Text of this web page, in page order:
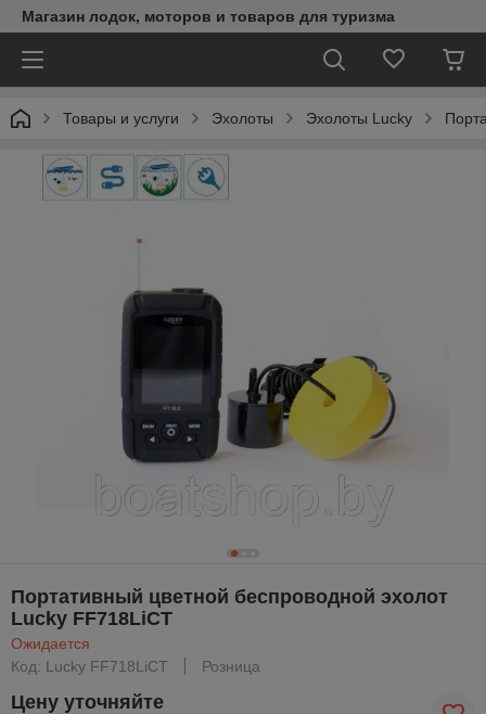
Магазин лодок, моторов и товаров для туризма
Товары и услуги Эхолоты Эхолоты Lucky
Портативный цветной беспроводной эхолот
Lucky FF718LiCT
Ожидается
Код: Lucky FF718LiCT
Розница
Цену уточняйте